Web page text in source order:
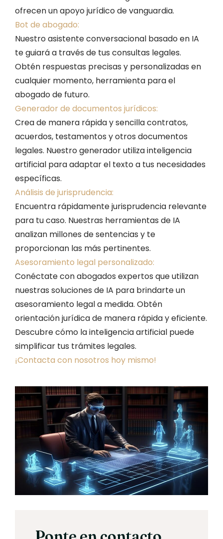
ofrecen un apoyo jurídico de vanguardia.
Bot de abogado:
Nuestro asistente conversacional basado en IA
te guiará a través de tus consultas legales.
Obtén respuestas precisas y personalizadas en
cualquier momento, herramienta para el
abogado de futuro.
Generador de documentos jurídicos:
Crea de manera rápida y sencilla contratos,
acuerdos, testamentos y otros documentos
legales. Nuestro generador utiliza inteligencia
artificial para adaptar el texto a tus necesidades
específicas.
Análisis de jurisprudencia:
Encuentra rápidamente jurisprudencia relevante
para tu caso. Nuestras herramientas de IA
analizan millones de sentencias y te
proporcionan las más pertinentes.
Asesoramiento legal personalizado:
Conéctate con abogados expertos que utilizan
nuestras soluciones de IA para brindarte un
asesoramiento legal a medida. Obtén
orientación jurídica de manera rápida y eficiente.
Descubre cómo la inteligencia artificial puede
simplificar tus trámites legales.
¡Contacta con nosotros hoy mismo!